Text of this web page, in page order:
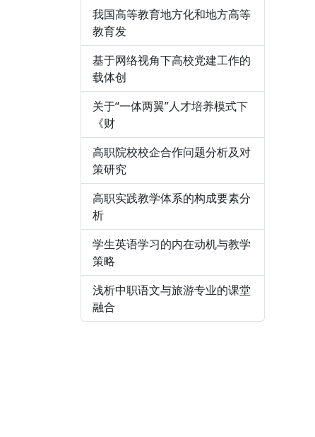
我国高等教育地方化和地方高等
教育发
基于网络视角下高校党建工作的
载体创
关于“一体两翼”人才培养模式下
《财
高职院校校企合作问题分析及对
策研究
高职实践教学体系的构成要素分
析
学生英语学习的内在动机与教学
策略
浅析中职语文与旅游专业的课堂
融合